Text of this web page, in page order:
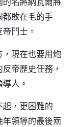
都敗在毛的手
鬥士。
現在也要用炮
帝歷史任務，
人。
，更困難的
領導的最後兩